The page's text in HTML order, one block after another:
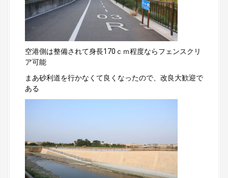
空港側は整備されて身長170ｃｍ程度ならフェンスクリ
ア可能
まあ砂利道を行かなくて良くなったので、改良大歓迎で
ある